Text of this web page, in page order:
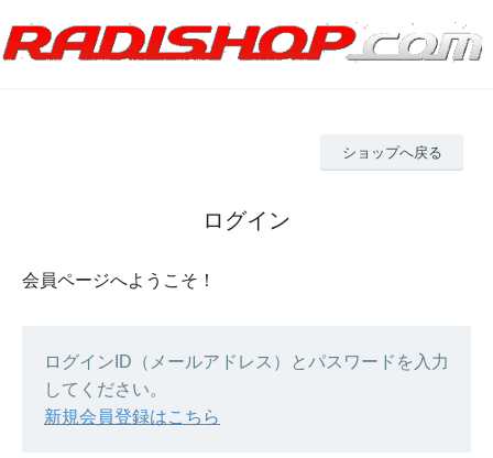
ショップへ戻る
ログイン
会員ページへようこそ！
ログインID（メールアドレス）とパスワードを入力
してください。
新規会員登録はこちら